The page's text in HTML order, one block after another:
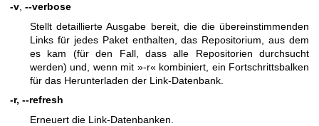
-v, --verbose
Stellt detaillierte Ausgabe bereit, die die übereinstimmenden
Links für jedes Paket enthalten, das Repositorium, aus dem
es kam (für den Fall, dass alle Repositorien durchsucht
werden) und, wenn mit »-r« kombiniert, ein Fortschrittsbalken
für das Herunterladen der Link-Datenbank.
-r, --refresh
Erneuert die Link-Datenbanken.